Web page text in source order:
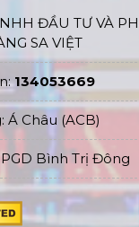
ĐẦU TƯ VÀ
SA VIỆT
134053669
Á Châu (ACB)
Bình Trị Đông